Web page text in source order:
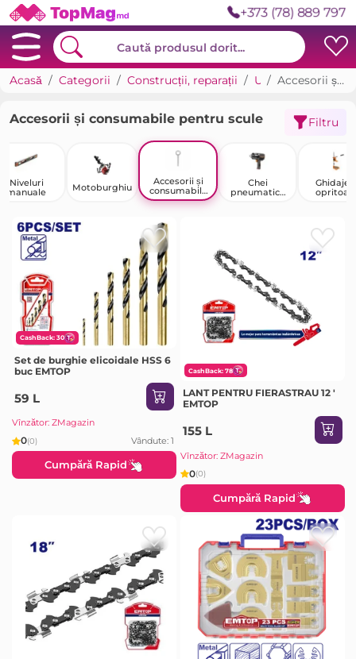
+373 (78) 889 797
Acasă Categorii Construcții, reparații Unelte Accesorii și consumabile pentru scule
Accesorii și consumabile pentru scule Filtru
Niveluri
manuale
Motoburghiu
Accesorii și
consumabile
pentru scule
Chei
pneumatice
Ghidaje
CashBack: 30
Set de burghie elicoidale HSS 6
buc EMTOP
59 L
Vînzător: ZMagazin
0(0) Vândute: 1
Cumpără Rapid
CashBack: 78
LANT PENTRU FIERASTRAU 12 '
EMTOP
155 L
Vînzător: ZMagazin
0(0)
Cumpără Rapid